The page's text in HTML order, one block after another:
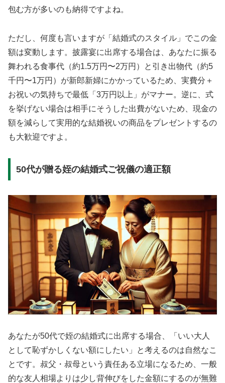
包む方が多いのも納得ですよね。
ただし、何度も言いますが「結婚式のスタイル」でこの金
額は変動します。披露宴に出席する場合は、あなたに振る
舞われる食事代（約1.5万円〜2万円）と引き出物代（約5
千円〜1万円）が新郎新婦にかかっているため、実費分＋
お祝いの気持ちで最低「3万円以上」がマナー。逆に、式
を挙げない場合は相手にそうした出費がないため、現金の
額を減らして実用的な結婚祝いの商品をプレゼントするの
も大歓迎ですよ。
50代が贈る姪の結婚式ご祝儀の適正額
あなたが50代で姪の結婚式に出席する場合、「いい大人
として恥ずかしくない額にしたい」と考えるのは自然なこ
とです。叔父・叔母という責任ある立場になるため、一般
的な友人相場よりは少し背伸びをした金額にするのが無難